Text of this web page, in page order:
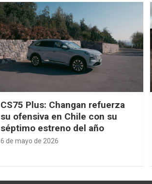
CS75 Plus: Changan refuerza
su ofensiva en Chile con su
séptimo estreno del año
6 de mayo de 2026